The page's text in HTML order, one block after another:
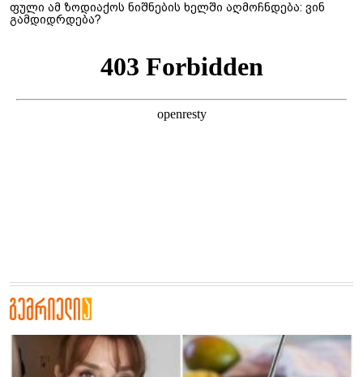
ფული ამ ზოდიაქოს ნიშნების ხელში აღმოჩნდება: ვინ
გამდიდრდება?